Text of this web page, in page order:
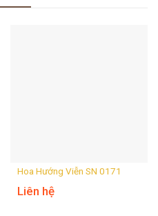
Hoa Hướng Viễn SN 0171
Liên hệ